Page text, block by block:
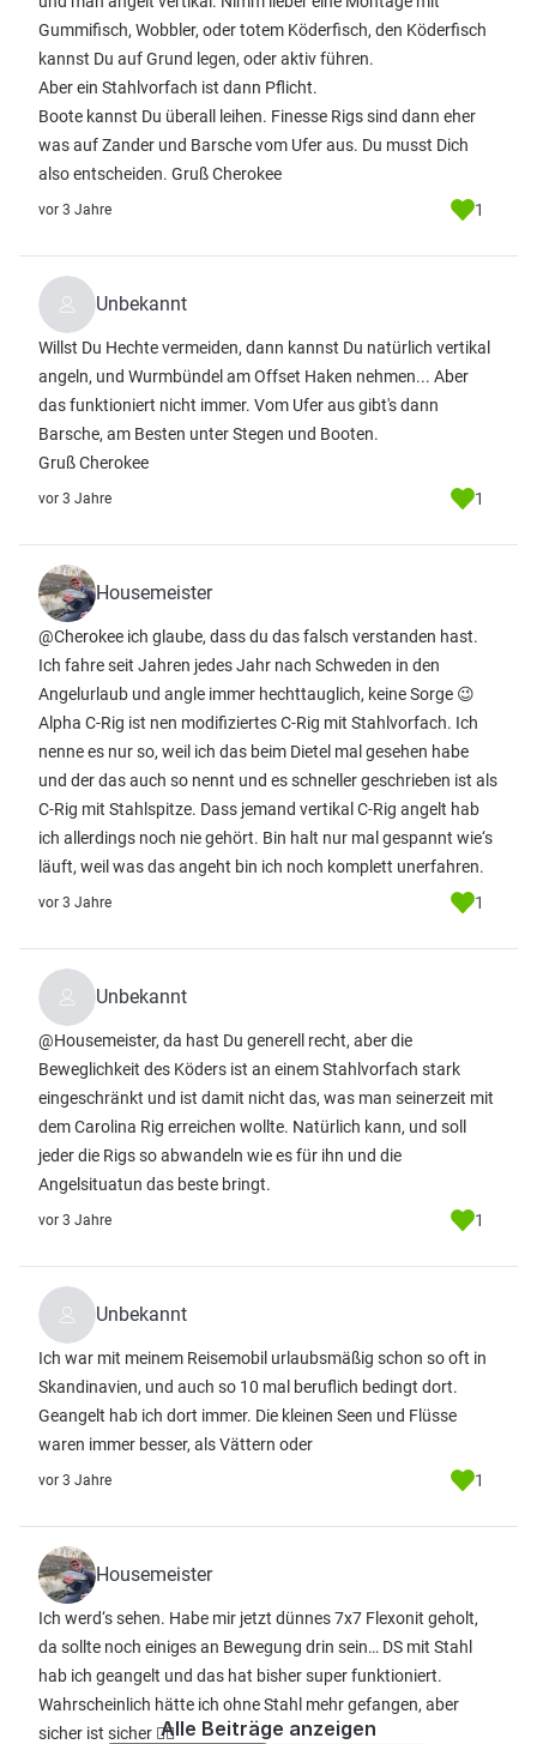
Gummifisch, Wobbler, oder totem Köderfisch, den Köderfisch
kannst Du auf Grund legen, oder aktiv führen.
Aber ein Stahlvorfach ist dann Pflicht.
Boote kannst Du überall leihen. Finesse Rigs sind dann eher
was auf Zander und Barsche vom Ufer aus. Du musst Dich
also entscheiden. Gruß Cherokee
vor 3 Jahre 1
Unbekannt
Willst Du Hechte vermeiden, dann kannst Du natürlich vertikal
angeln, und Wurmbündel am Offset Haken nehmen... Aber
das funktioniert nicht immer. Vom Ufer aus gibt's dann
Barsche, am Besten unter Stegen und Booten.
Gruß Cherokee
vor 3 Jahre 1
Housemeister
@Cherokee ich glaube, dass du das falsch verstanden hast.
Ich fahre seit Jahren jedes Jahr nach Schweden in den
Angelurlaub und angle immer hechttauglich, keine Sorge 😉
Alpha C-Rig ist nen modifiziertes C-Rig mit Stahlvorfach. Ich
nenne es nur so, weil ich das beim Dietel mal gesehen habe
und der das auch so nennt und es schneller geschrieben ist als
C-Rig mit Stahlspitze. Dass jemand vertikal C-Rig angelt hab
ich allerdings noch nie gehört. Bin halt nur mal gespannt wie‘s
läuft, weil was das angeht bin ich noch komplett unerfahren.
vor 3 Jahre 1
Unbekannt
@Housemeister, da hast Du generell recht, aber die
Beweglichkeit des Köders ist an einem Stahlvorfach stark
eingeschränkt und ist damit nicht das, was man seinerzeit mit
dem Carolina Rig erreichen wollte. Natürlich kann, und soll
jeder die Rigs so abwandeln wie es für ihn und die
Angelsituatun das beste bringt.
vor 3 Jahre 1
Unbekannt
Ich war mit meinem Reisemobil urlaubsmäßig schon so oft in
Skandinavien, und auch so 10 mal beruflich bedingt dort.
Geangelt hab ich dort immer. Die kleinen Seen und Flüsse
waren immer besser, als Vättern oder
vor 3 Jahre 1
Housemeister
Ich werd‘s sehen. Habe mir jetzt dünnes 7x7 Flexonit geholt,
da sollte noch einiges an Bewegung drin sein… DS mit Stahl
hab ich geangelt und das hat bisher super funktioniert.
Wahrscheinlich hätte ich ohne Stahl mehr gefangen, aber
sicher ist sicher ✌🏼Alle Beiträge anzeigen